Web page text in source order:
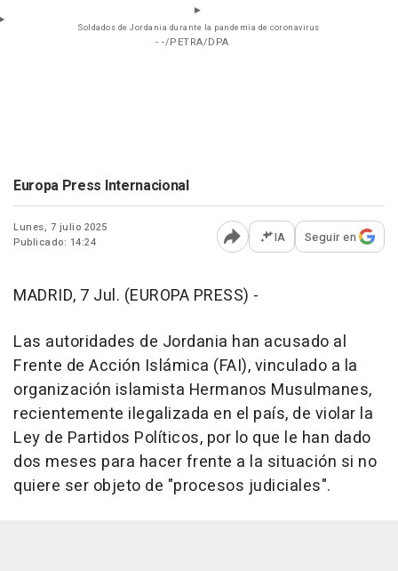
Soldados de Jordania durante la pandemia de coronavirus
- -/PETRA/DPA
Europa Press Internacional
Lunes, 7 julio 2025
Publicado: 14:24
Abrir opciones para
IA Seguir en
MADRID, 7 Jul. (EUROPA PRESS) -
Las autoridades de Jordania han acusado al
Frente de Acción Islámica (FAI), vinculado a la
organización islamista Hermanos Musulmanes,
recientemente ilegalizada en el país, de violar la
Ley de Partidos Políticos, por lo que le han dado
dos meses para hacer frente a la situación si no
quiere ser objeto de "procesos judiciales".